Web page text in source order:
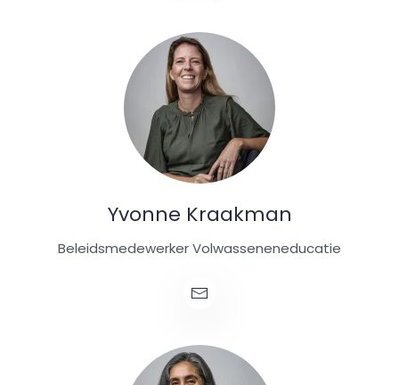
Yvonne Kraakman
Beleidsmedewerker Volwasseneneducatie